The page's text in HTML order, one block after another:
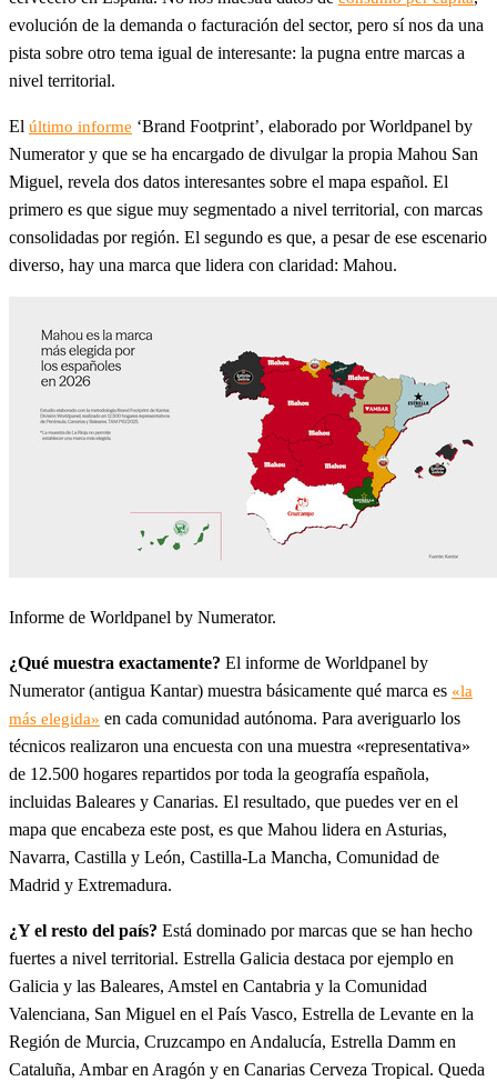
evolución de la demanda o facturación del sector, pero sí nos da una
pista sobre otro tema igual de interesante: la pugna entre marcas a
nivel territorial.
El último informe ‘Brand Footprint’, elaborado por Worldpanel by
Numerator y que se ha encargado de divulgar la propia Mahou San
Miguel, revela dos datos interesantes sobre el mapa español. El
primero es que sigue muy segmentado a nivel territorial, con marcas
consolidadas por región. El segundo es que, a pesar de ese escenario
diverso, hay una marca que lidera con claridad: Mahou.
Informe de Worldpanel by Numerator.
¿Qué muestra exactamente? El informe de Worldpanel by
Numerator (antigua Kantar) muestra básicamente qué marca es «la
más elegida» en cada comunidad autónoma. Para averiguarlo los
técnicos realizaron una encuesta con una muestra «representativa»
de 12.500 hogares repartidos por toda la geografía española,
incluidas Baleares y Canarias. El resultado, que puedes ver en el
mapa que encabeza este post, es que Mahou lidera en Asturias,
Navarra, Castilla y León, Castilla-La Mancha, Comunidad de
Madrid y Extremadura.
¿Y el resto del país? Está dominado por marcas que se han hecho
fuertes a nivel territorial. Estrella Galicia destaca por ejemplo en
Galicia y las Baleares, Amstel en Cantabria y la Comunidad
Valenciana, San Miguel en el País Vasco, Estrella de Levante en la
Región de Murcia, Cruzcampo en Andalucía, Estrella Damm en
Cataluña, Ambar en Aragón y en Canarias Cerveza Tropical. Queda